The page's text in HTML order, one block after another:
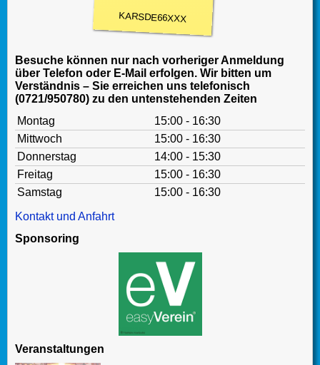
KARSDE66XXX
Besuche können nur nach vorheriger Anmeldung
über Telefon oder E-Mail erfolgen. Wir bitten um
Verständnis – Sie erreichen uns telefonisch
(0721/950780) zu den untenstehenden Zeiten
Montag
15:00 - 16:30
Mittwoch
15:00 - 16:30
Donnerstag
14:00 - 15:30
Freitag
15:00 - 16:30
Samstag
15:00 - 16:30
Kontakt und Anfahrt
Sponsoring
Veranstaltungen